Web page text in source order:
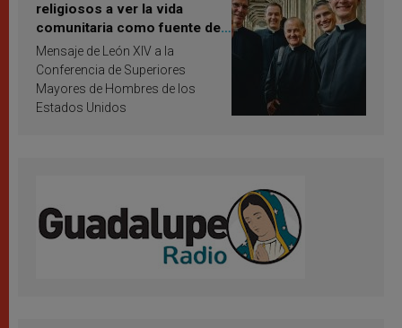
religiosos a ver la vida
comunitaria como fuente de
inspiración y santificación
Mensaje de León XIV a la
Conferencia de Superiores
Mayores de Hombres de los
Estados Unidos